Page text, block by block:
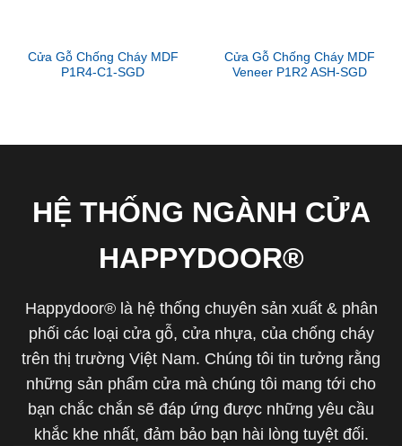
Cửa Gỗ Chống Cháy MDF
P1R4-C1-SGD
Cửa Gỗ Chống Cháy MDF
Veneer P1R2 ASH-SGD
HỆ THỐNG NGÀNH CỬA
HAPPYDOOR®
Happydoor® là hệ thống chuyên sản xuất & phân
phối các loại cửa gỗ, cửa nhựa, của chống cháy
trên thị trường Việt Nam. Chúng tôi tin tưởng rằng
những sản phẩm cửa mà chúng tôi mang tới cho
bạn chắc chắn sẽ đáp ứng được những yêu cầu
khắc khe nhất, đảm bảo bạn hài lòng tuyệt đối.